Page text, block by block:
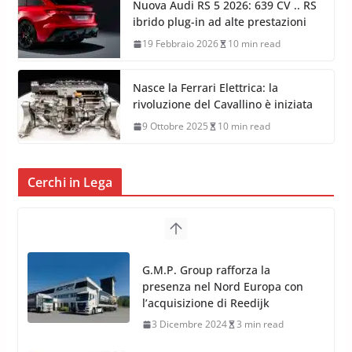
Nuova Audi RS 5 2026: 639 CV .. RS
ibrido plug-in ad alte prestazioni
19 Febbraio 2026 10 min read
Nasce la Ferrari Elettrica: la
rivoluzione del Cavallino è iniziata
9 Ottobre 2025 10 min read
Cerchi in Lega
TPMS Alcar Sensor – Sistemi di
Monitoraggio Pressione
Pneumatici
4 Aprile 2022 3 min read